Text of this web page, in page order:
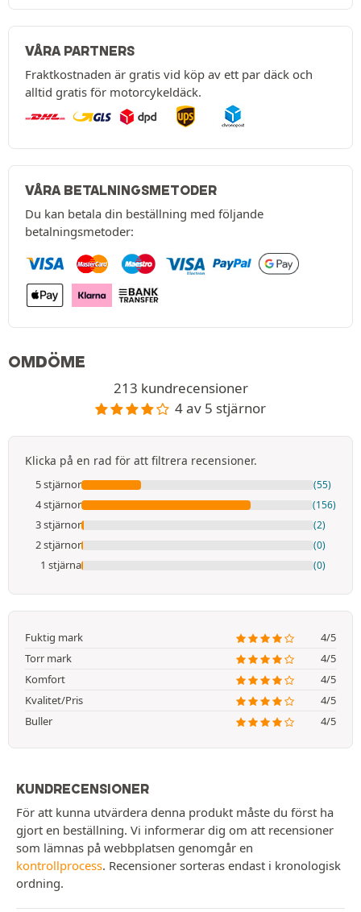
VÅRA PARTNERS
Fraktkostnaden är gratis vid köp av ett par däck och
alltid gratis för motorcykeldäck.
VÅRA BETALNINGSMETODER
Du kan betala din beställning med följande
betalningsmetoder:
OMDÖME
213 kundrecensioner
4 av 5 stjärnor
Klicka på en rad för att filtrera recensioner.
5 stjärnor (55)
4 stjärnor (156)
3 stjärnor (2)
2 stjärnor (0)
1 stjärna (0)
Fuktig mark
4/5
Torr mark
4/5
Komfort
4/5
Kvalitet/Pris
4/5
Buller
4/5
KUNDRECENSIONER
För att kunna utvärdera denna produkt måste du först ha
gjort en beställning. Vi informerar dig om att recensioner
som lämnas på webbplatsen genomgår en
kontrollprocess. Recensioner sorteras endast i kronologisk
ordning.